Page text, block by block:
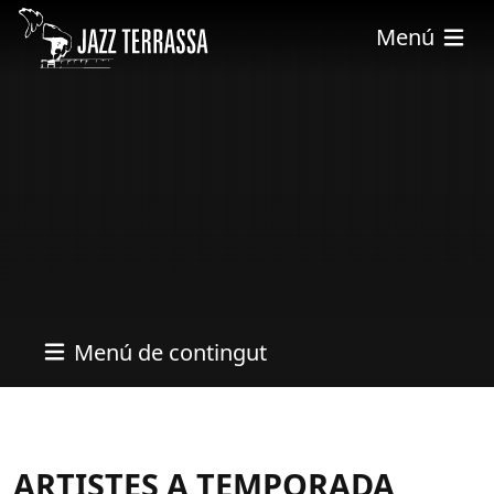
Pasar al contenido principal
Menú
Menú de contingut
ARTISTES A TEMPORADA